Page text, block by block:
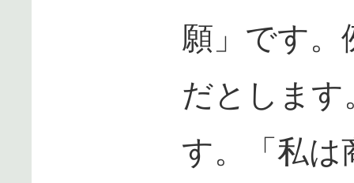
願」です。
だとしま
す。「私は